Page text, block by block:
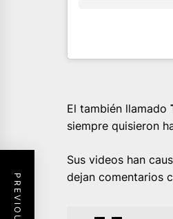
El también llamado
siempre quisieron
Sus videos han
dejan comentarios